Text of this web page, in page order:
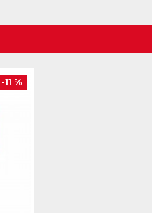
-11 %